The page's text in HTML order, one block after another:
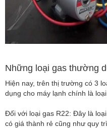
Những loại gas thường
Hiện nay, trên thị trường có 3
dụng cho máy lạnh chính là
Đối với loại gas R22: Đây là
có giá thành rẻ cũng như quy